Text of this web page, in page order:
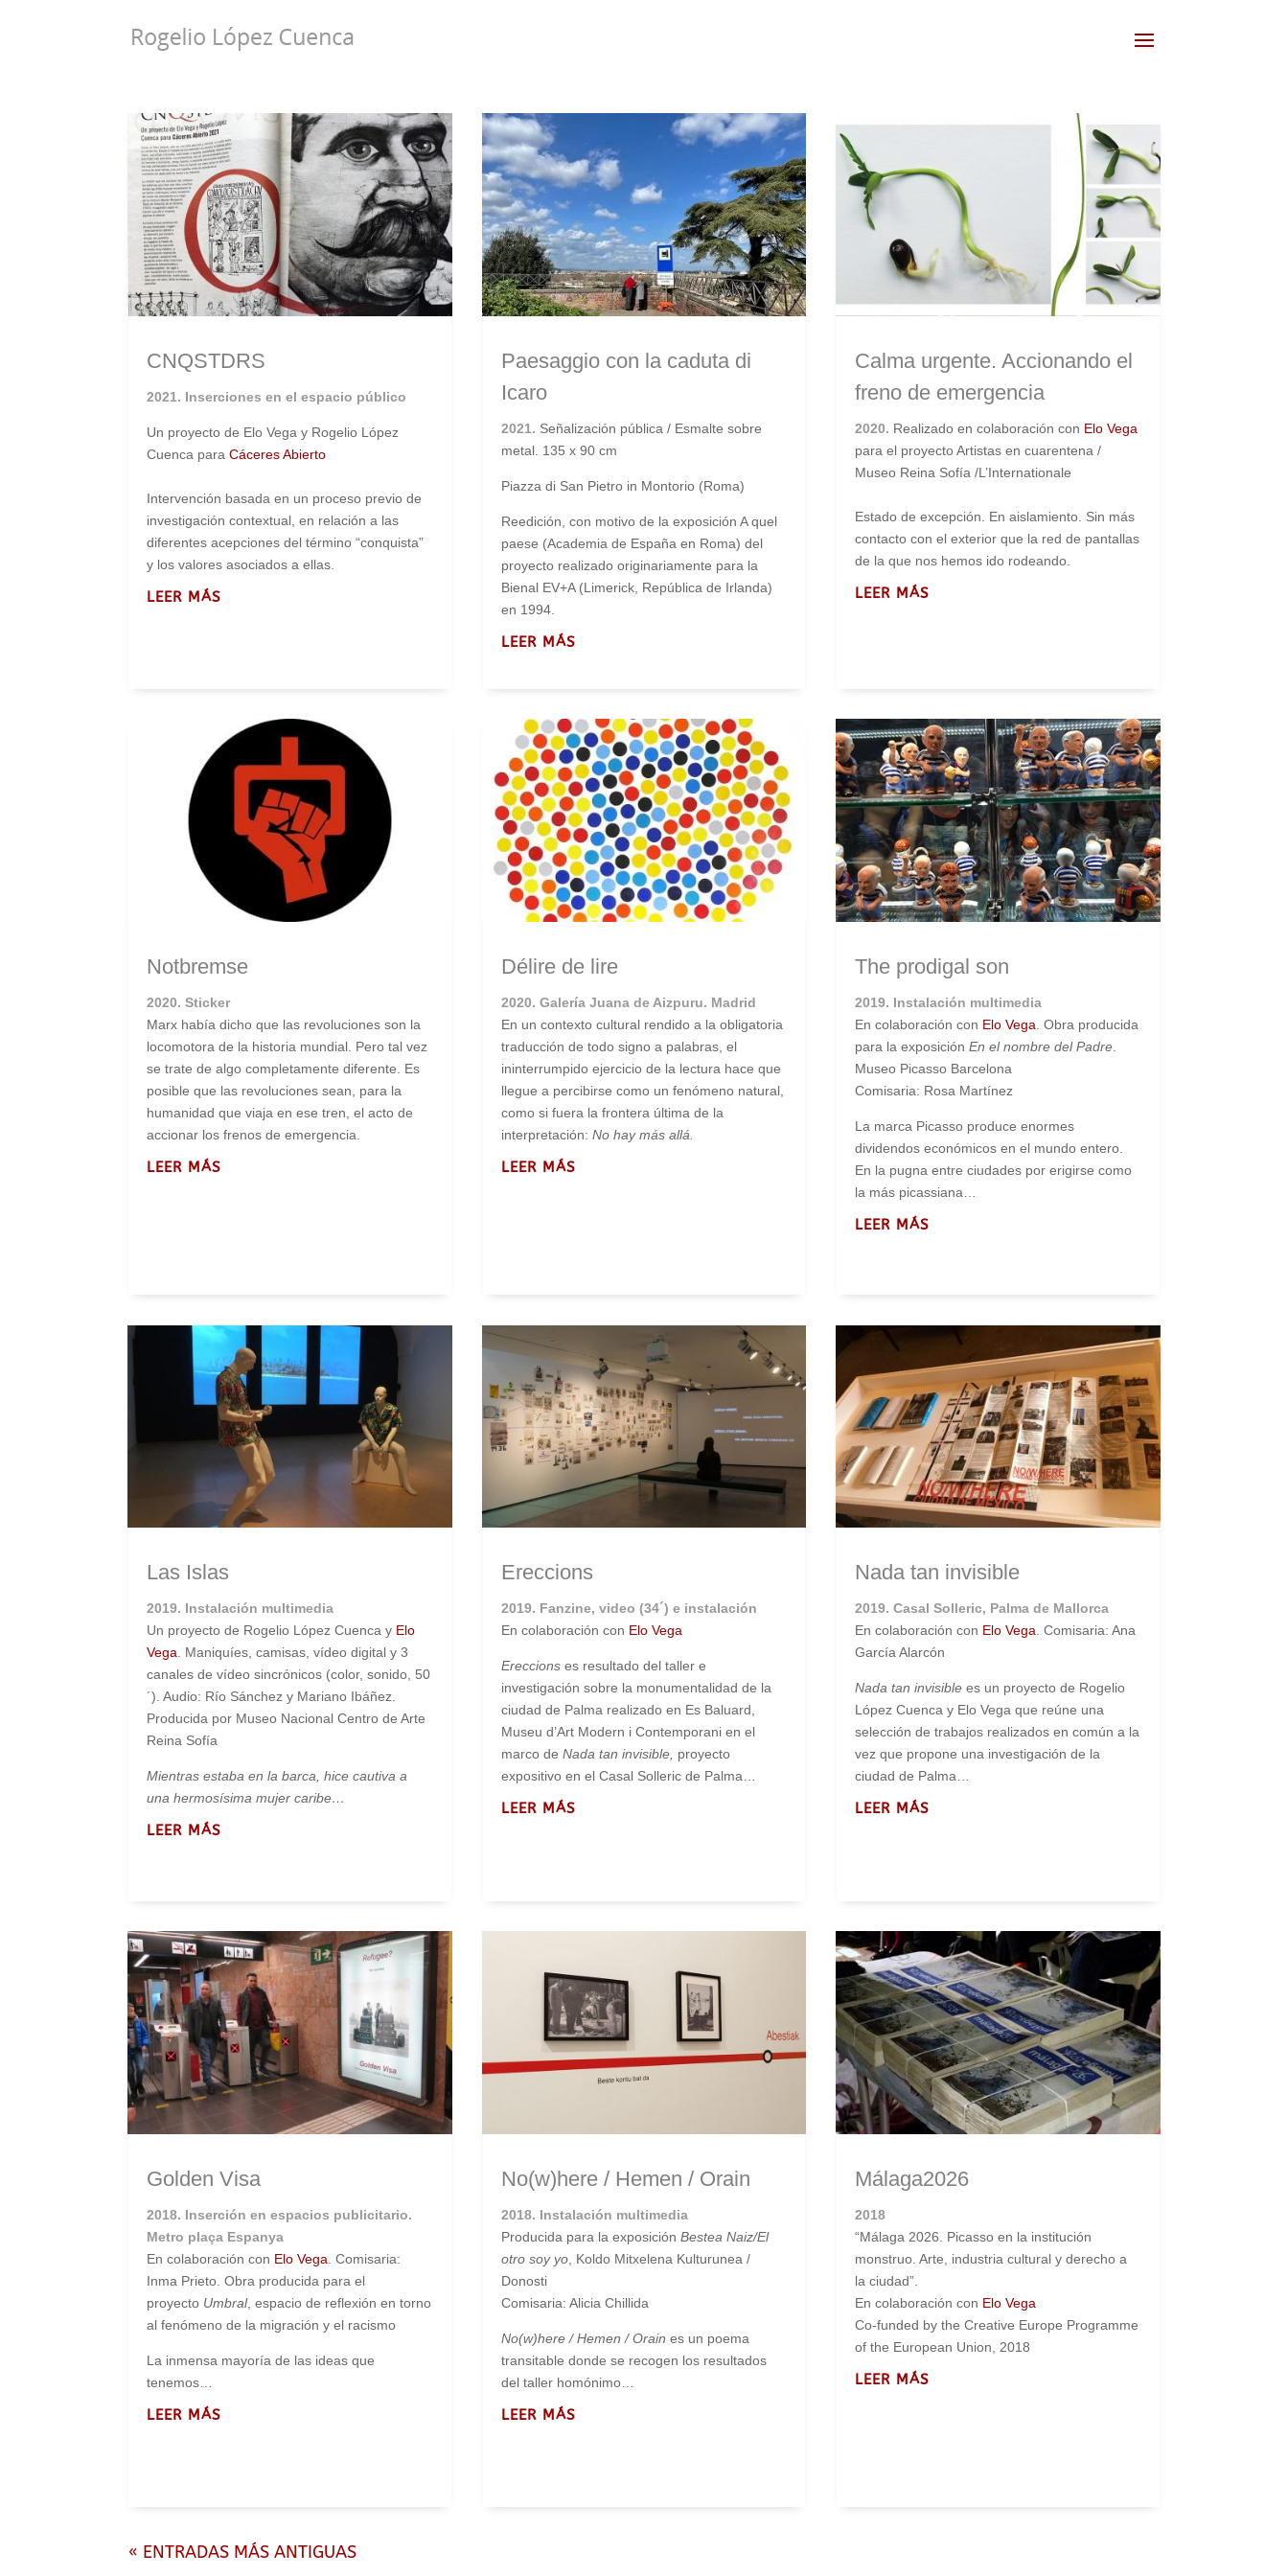
CNQSTDRS
2021. Inserciones en el espacio público
Un proyecto de Elo Vega y Rogelio López
Cuenca paraCáceres Abierto
Intervención basada en un proceso previo de
investigación contextual, en relación a las
diferentes acepciones del término “conquista”
y los valores asociados a ellas.
LEER MÁS
Notbremse
2020. Sticker
Marx había dicho que las revoluciones son la
locomotora de la historia mundial. Pero tal vez
se trate de algo completamente diferente. Es
posible que las revoluciones sean, para la
humanidad que viaja en ese tren, el acto de
accionar los frenos de emergencia.
LEER MÁS
Las Islas
2019. Instalación multimedia
Un proyecto de Rogelio López Cuenca y Elo
Vega. Maniquíes, camisas, vídeo digital y 3
canales de vídeo sincrónicos (color, sonido, 50
´). Audio: Río Sánchez y Mariano Ibáñez.
Producida por Museo Nacional Centro de Arte
Reina Sofía
Mientras estaba en la barca, hice cautiva a
una hermosísima mujer caribe…
LEER MÁS
Golden Visa
2018. Inserción en espacios publicitario.
Metro plaça Espanya
En colaboración con Elo Vega . Comisaria:
Inma Prieto. Obra producida para el
proyecto Umbral, espacio de reflexión en torno
al fenómeno de la migración y el racismo
La inmensa mayoría de las ideas que
tenemos…
LEER MÁS
Paesaggio con la caduta di
Icaro
2021. Señalización pública / Esmalte sobre
metal. 135 x 90 cm
Piazza di San Pietro in Montorio (Roma)
Reedición, con motivo de la exposición A quel
paese (Academia de España en Roma) del
proyecto realizado originariamente para la
Bienal EV+A (Limerick, República de Irlanda)
en 1994.
LEER MÁS
Délire de lire
2020. Galería Juana de Aizpuru. Madrid
En un contexto cultural rendido a la obligatoria
traducción de todo signo a palabras, el
ininterrumpido ejercicio de la lectura hace que
llegue a percibirse como un fenómeno natural,
como si fuera la frontera última de la
interpretación: No hay más allá.
LEER MÁS
Ereccions
2019. Fanzine, video (34´) e instalación
En colaboración con Elo Vega
Ereccionses resultado del taller e
investigación sobre la monumentalidad de la
ciudad de Palma realizado en Es Baluard,
Museu d’Art Modern i Contemporani en el
marco de Nada tan invisible, proyecto
expositivo en el Casal Solleric de Palma…
LEER MÁS
No(w)here / Hemen / Orain
2018. Instalación multimedia
Producida para la exposición Bestea Naiz/El
otro soy yo, Koldo Mitxelena Kulturunea /
Donosti
Comisaria: Alicia Chillida
No(w)here / Hemen / Orain es un poema
transitable donde se recogen los resultados
del taller homónimo…
LEER MÁS
Calma urgente. Accionando el
freno de emergencia
2020. Realizado en colaboración con Elo Vega
para el proyecto Artistas en cuarentena /
Museo Reina Sofía /L’Internationale
Estado de excepción. En aislamiento. Sin más
contacto con el exterior que la red de pantallas
de la que nos hemos ido rodeando.
LEER MÁS
The prodigal son
2019. Instalación multimedia
En colaboración con Elo Vega . Obra producida
para la exposición En el nombre del Padre.
Museo Picasso Barcelona
Comisaria: Rosa Martínez
La marca Picasso produce enormes
dividendos económicos en el mundo entero.
En la pugna entre ciudades por erigirse como
la más picassiana…
LEER MÁS
Nada tan invisible
2019. Casal Solleric, Palma de Mallorca
En colaboración con Elo Vega. Comisaria: Ana
García Alarcón
Nada tan invisible es un proyecto de Rogelio
López Cuenca y Elo Vega que reúne una
selección de trabajos realizados en común a la
vez que propone una investigación de la
ciudad de Palma…
LEER MÁS
Málaga2026
2018
“Málaga 2026. Picasso en la institución
monstruo. Arte, industria cultural y derecho a
la ciudad”.
En colaboración con Elo Vega
Co-funded by the Creative Europe Programme
of the European Union, 2018
LEER MÁS
« ENTRADAS MÁS ANTIGUAS